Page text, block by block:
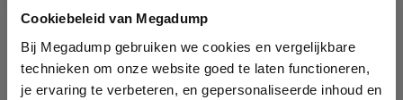
Cookiebeleid van Megadump
Bij Megadump gebruiken we cookies en vergelijkbare
technieken om onze website goed te laten functioneren,
je ervaring te verbeteren, en gepersonaliseerde inhoud en
badkamers in onze 1000 m²
showroom
Laat je inspireren door 21 volledig ingerichte